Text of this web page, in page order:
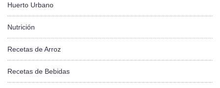
Huerto Urbano
Nutrición
Recetas de Arroz
Recetas de Bebidas